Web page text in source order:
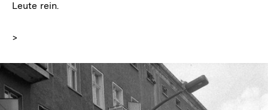
Leute rein.
>